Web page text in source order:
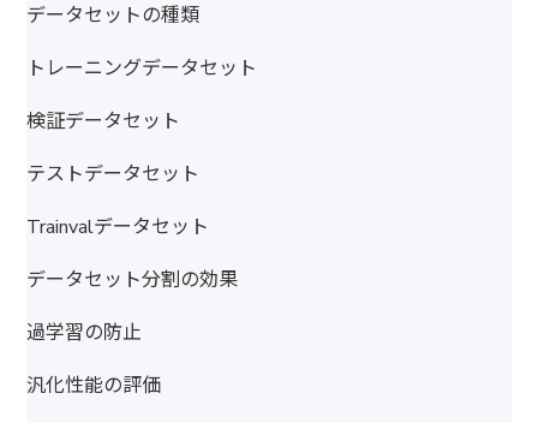
データセットの種類
トレーニングデータセット
検証データセット
テストデータセット
Trainvalデータセット
データセット分割の効果
過学習の防止
汎化性能の評価